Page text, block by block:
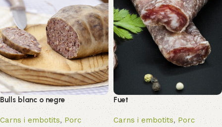
Bulls blanc o negre
Carns i embotits,Porc
Fuet
Carns i embotits,Porc